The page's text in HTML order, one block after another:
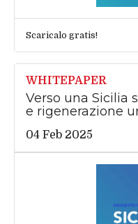
Scaricalo gratis!
WHITEPAPER
Verso una Sicilia
e rigenerazione
04 Feb 2025